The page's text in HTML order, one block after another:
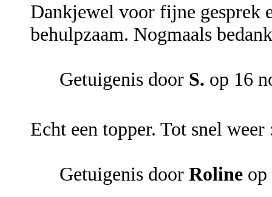
Dankjewel voor fijne gesprek
behulpzaam. Nogmaals
Getuigenis door S. op 16
Echt een topper. Tot snel weer
Getuigenis door Roline op